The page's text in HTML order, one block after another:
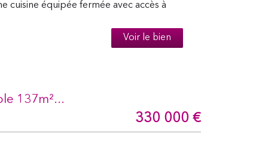
cuisine équipée fermée avec accès à
Voir le bien
137m²...
330 000 €